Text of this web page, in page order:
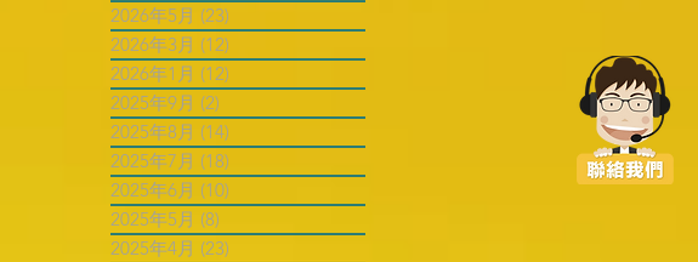
2026年5月 (23)
2026年3月 (12)
2026年1月 (12)
2025年9月 (2)
2025年8月 (14)
2025年7月 (18)
2025年6月 (10)
2025年5月 (8)
2025年4月 (23)